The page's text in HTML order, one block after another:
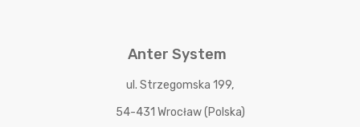
Anter System
ul. Strzegomska 199,
54-431 Wrocław (Polska)